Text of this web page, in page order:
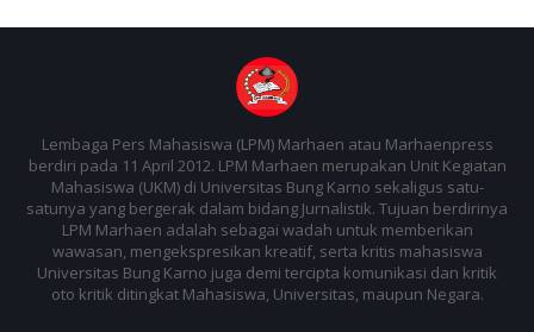
Lembaga Pers Mahasiswa (LPM) Marhaen atau Marhaenpress
berdiri pada 11 April 2012. LPM Marhaen merupakan Unit Kegiatan
Mahasiswa (UKM) di Universitas Bung Karno sekaligus satu-
satunya yang bergerak dalam bidang Jurnalistik. Tujuan berdirinya
LPM Marhaen adalah sebagai wadah untuk memberikan
wawasan, mengekspresikan kreatif, serta kritis mahasiswa
Universitas Bung Karno juga demi tercipta komunikasi dan kritik
oto kritik ditingkat Mahasiswa, Universitas, maupun Negara.